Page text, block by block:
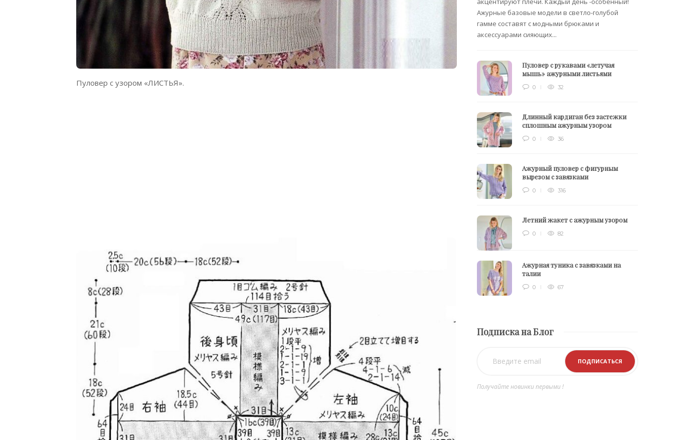
Пуловер с узором «ЛИСТЬЯ».
Ажурные базовые модели в светло-голубой
гамме составят с модными брюками и
аксессуарами сияющих...
Пуловер с рукавами «летучая
мышь» ажурными листьями
0 32
Длинный кардиган без застежки
сплошным ажурным узором
0 36
Ажурный пуловер с фигурным
вырезом с завязками
0 316
Летний жакет с ажурным узором
0 82
Ажурная туника с завязками на
талии
0 67
Подписка на Блог
Получайте новинки первыми !